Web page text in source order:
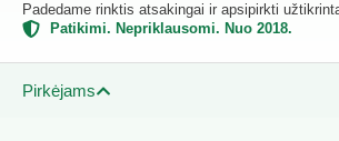
Padedame rinktis atsakingai ir apsipirkti
Patikimi. Nepriklausomi. Nuo 2018.
Pirkėjams